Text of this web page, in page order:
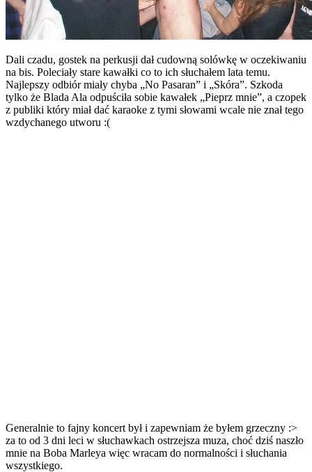
Dali czadu, gostek na perkusji dał cudowną solówkę w oczekiwaniu
na bis. Poleciały stare kawałki co to ich słuchałem lata temu.
Najlepszy odbiór miały chyba „No Pasaran” i „Skóra”. Szkoda
tylko że Blada Ala odpuściła sobie kawałek „Pieprz mnie”, a czopek
z publiki który miał dać karaoke z tymi słowami wcale nie znał tego
wzdychanego utworu :(
Generalnie to fajny koncert był i zapewniam że byłem grzeczny :>
za to od 3 dni leci w słuchawkach ostrzejsza muza, choć dziś naszło
mnie na Boba Marleya więc wracam do normalności i słuchania
wszystkiego.